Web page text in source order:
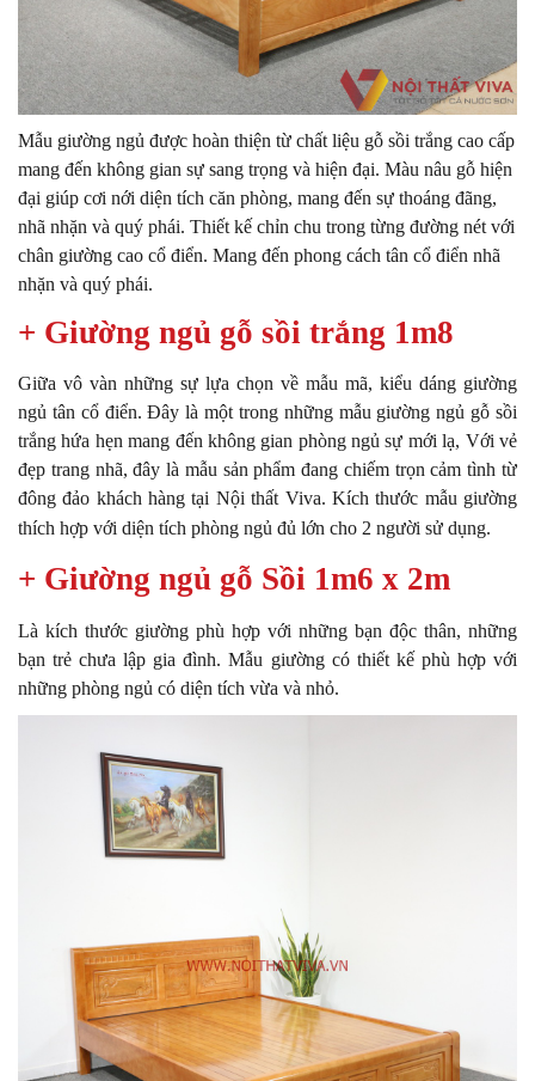
Mẫu giường ngủ được hoàn thiện từ chất liệu gỗ sồi trắng cao cấp
mang đến không gian sự sang trọng và hiện đại. Màu nâu gỗ hiện
đại giúp cơi nới diện tích căn phòng, mang đến sự thoáng đãng,
nhã nhặn và quý phái. Thiết kế chỉn chu trong từng đường nét với
chân giường cao cổ điển. Mang đến phong cách tân cổ điển nhã
nhặn và quý phái.
+ Giường ngủ gỗ sồi trắng 1m8
Giữa vô vàn những sự lựa chọn về mẫu mã, kiểu dáng giường
ngủ tân cổ điển. Đây là một trong những mẫu giường ngủ gỗ sồi
trắng hứa hẹn mang đến không gian phòng ngủ sự mới lạ, Với vẻ
đẹp trang nhã, đây là mẫu sản phẩm đang chiếm trọn cảm tình từ
đông đảo khách hàng tại Nội thất Viva. Kích thước mẫu giường
thích hợp với diện tích phòng ngủ đủ lớn cho 2 người sử dụng.
+ Giường ngủ gỗ Sồi 1m6 x 2m
Là kích thước giường phù hợp với những bạn độc thân, những
bạn trẻ chưa lập gia đình. Mẫu giường có thiết kế phù hợp với
những phòng ngủ có diện tích vừa và nhỏ.